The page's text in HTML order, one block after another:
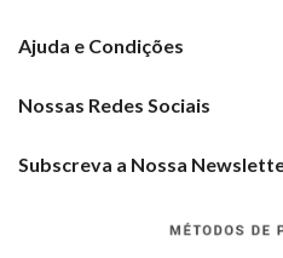
Ajuda e Condições
Nossas Redes Sociais
Subscreva a Nossa